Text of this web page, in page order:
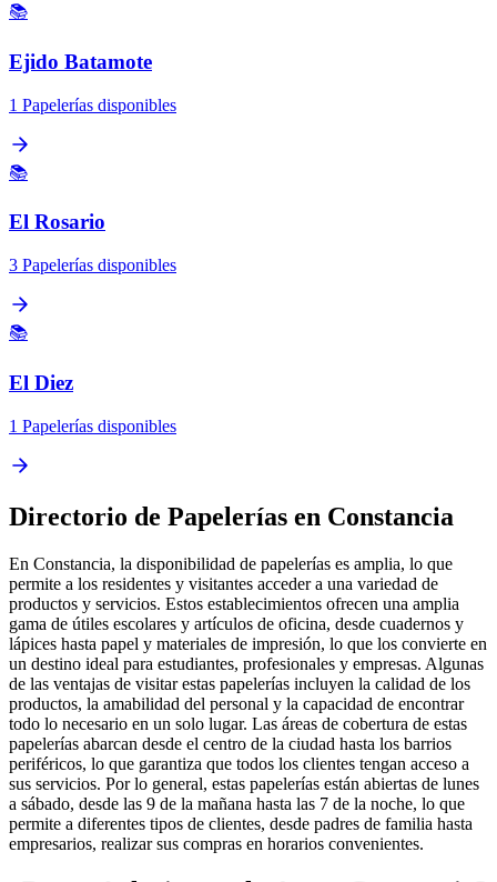
📚
Ejido Batamote
1 Papelerías disponibles
📚
El Rosario
3 Papelerías disponibles
📚
El Diez
1 Papelerías disponibles
Directorio de Papelerías en Constancia
En Constancia, la disponibilidad de papelerías es amplia, lo que
permite a los residentes y visitantes acceder a una variedad de
productos y servicios. Estos establecimientos ofrecen una amplia
gama de útiles escolares y artículos de oficina, desde cuadernos y
lápices hasta papel y materiales de impresión, lo que los convierte en
un destino ideal para estudiantes, profesionales y empresas. Algunas
de las ventajas de visitar estas papelerías incluyen la calidad de los
productos, la amabilidad del personal y la capacidad de encontrar
todo lo necesario en un solo lugar. Las áreas de cobertura de estas
papelerías abarcan desde el centro de la ciudad hasta los barrios
periféricos, lo que garantiza que todos los clientes tengan acceso a
sus servicios. Por lo general, estas papelerías están abiertas de lunes
a sábado, desde las 9 de la mañana hasta las 7 de la noche, lo que
permite a diferentes tipos de clientes, desde padres de familia hasta
empresarios, realizar sus compras en horarios convenientes.